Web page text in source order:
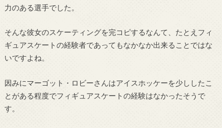
力のある選手でした。
そんな彼女のスケーティングを完コピするなんて、たとえフィ
ギュアスケートの経験者であってもなかなか出来ることではな
いですよね。
因みにマーゴット・ロビーさんはアイスホッケーを少ししたこ
とがある程度でフィギュアスケートの経験はなかったそうで
す。